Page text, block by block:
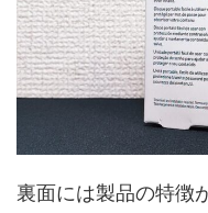
裏面には製品の特徴